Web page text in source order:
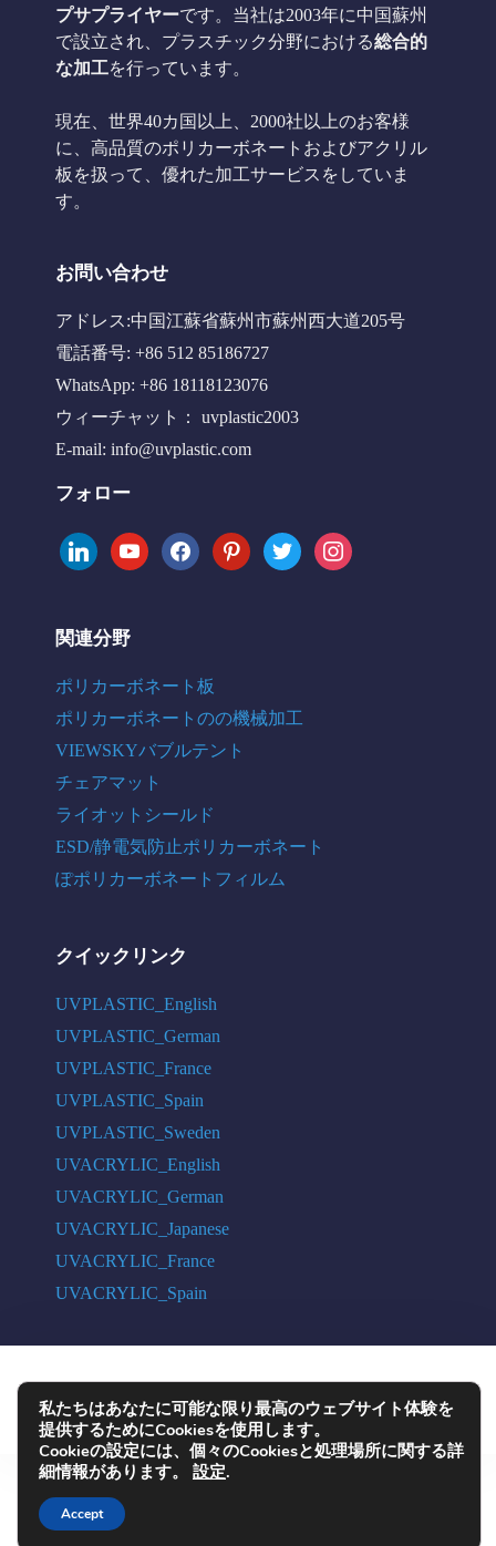
プサプライヤーです。当社は2003年に中国蘇州
で設立され、プラスチック分野における総合的
な加工を行っています。
現在、世界40カ国以上、2000社以上のお客様
に、高品質のポリカーボネートおよびアクリル
板を扱って、優れた加工サービスをしていま
す。
お問い合わせ
アドレス:中国江蘇省蘇州市蘇州西大道205号
電話番号: +86 512 85186727
WhatsApp: +86 18118123076
ウィーチャット： uvplastic2003
E-mail: info@uvplastic.com
フォロー
linkedinyoutubefacebookpinteresttwitter instagram
関連分野
ポリカーボネート板
ポリカーボネートのの機械加工
VIEWSKYバブルテント
チェアマット
ライオットシールド
ESD/静電気防止ポリカーボネート
ぽポリカーボネートフィルム
クイックリンク
UVPLASTIC_English
UVPLASTIC_German
UVPLASTIC_France
UVPLASTIC_Spain
UVPLASTIC_Sweden
UVACRYLIC_English
UVACRYLIC_German
UVACRYLIC_Japanese
UVACRYLIC_France
UVACRYLIC_Spain
COPYRIGHT © 2004 - 2026 UVPLASTIC MATERIAL TECHNOLOGY CO.,
LTD. ALL RIGHTS RESERVED
私たちはあなたに可能な限り最高のウェブサイト体験を
提供するためにCookiesを使用します。
Cookieの設定には、個々のCookiesと処理場所に関する詳
細情報があります。 設定.
Accept